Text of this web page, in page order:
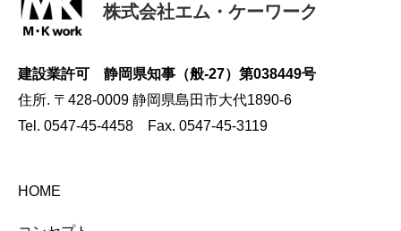
株式会社エム・ケーワーク
建設業許可 静岡県知事（般-27）第038449号
住所. 〒428-0009 静岡県島田市大代1890-6
Tel. 0547-45-4458 Fax. 0547-45-3119
HOME